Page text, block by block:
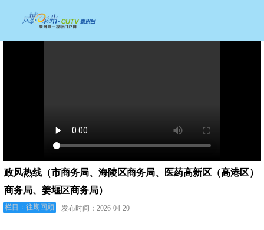
政风热线（市商务局、海陵区商务局、医药高新区（高港区）
商务局、姜堰区商务局）
栏目：往期回顾 发布时间：2026-04-20